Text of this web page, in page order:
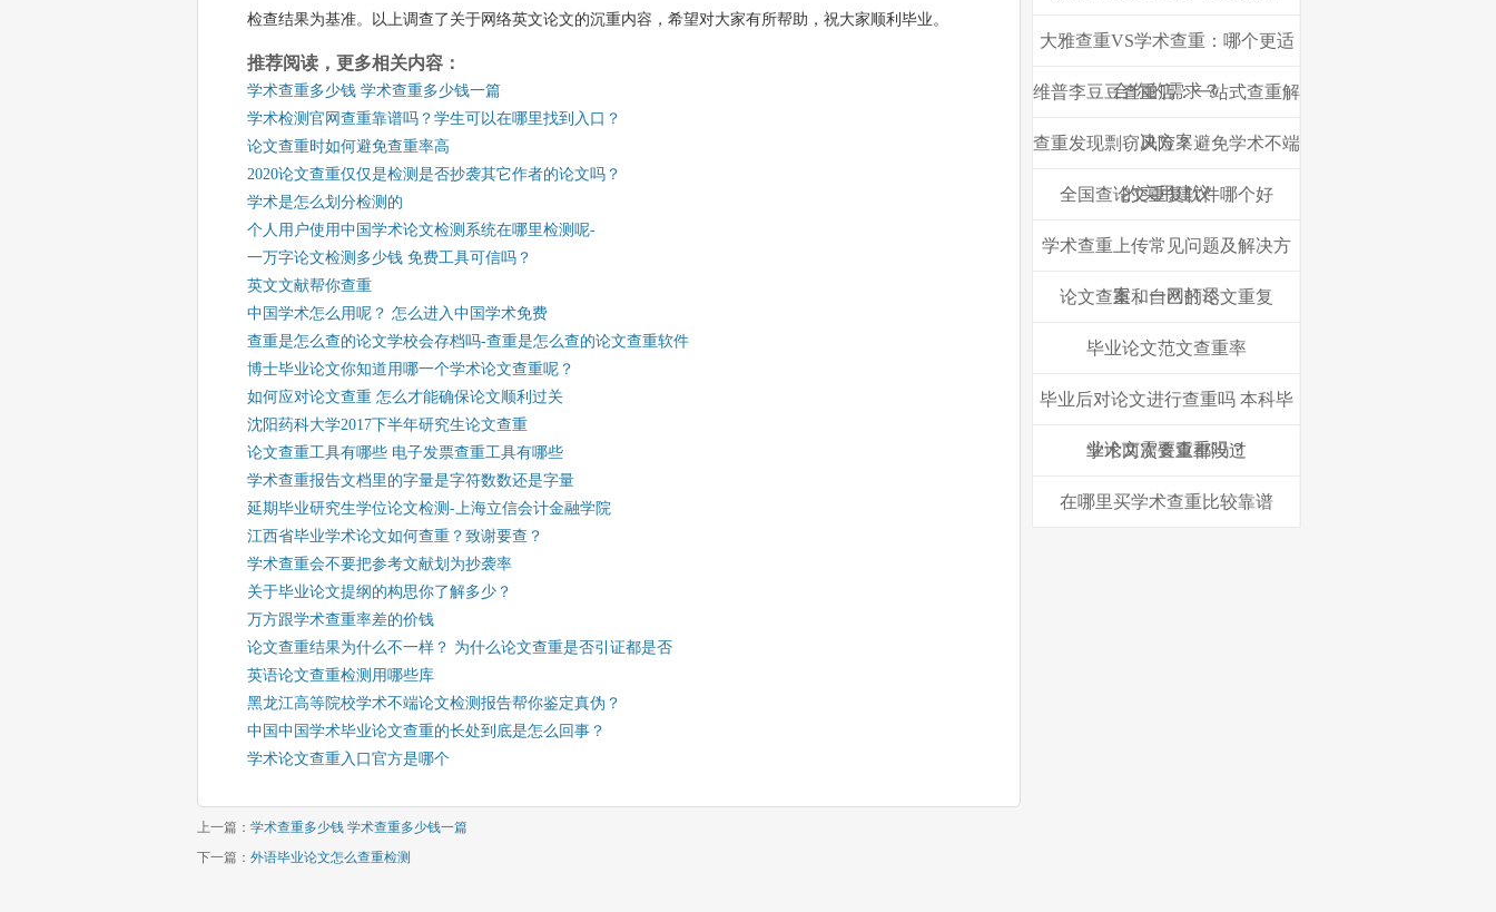
检查结果为基准。以上调查了关于网络英文论文的沉重内容，希望对大家有所帮助，祝大家顺利毕业。
推荐阅读，更多相关内容：
学术查重多少钱 学术查重多少钱一篇
学术检测官网查重靠谱吗？学生可以在哪里找到入口？
论文查重时如何避免查重率高
2020论文查重仅仅是检测是否抄袭其它作者的论文吗？
学术是怎么划分检测的
个人用户使用中国学术论文检测系统在哪里检测呢-
一万字论文检测多少钱 免费工具可信吗？
英文文献帮你查重
中国学术怎么用呢？ 怎么进入中国学术免费
查重是怎么查的论文学校会存档吗-查重是怎么查的论文查重软件
博士毕业论文你知道用哪一个学术论文查重呢？
如何应对论文查重 怎么才能确保论文顺利过关
沈阳药科大学2017下半年研究生论文查重
论文查重工具有哪些 电子发票查重工具有哪些
学术查重报告文档里的字量是字符数数还是字量
延期毕业研究生学位论文检测-上海立信会计金融学院
江西省毕业学术论文如何查重？致谢要查？
学术查重会不要把参考文献划为抄袭率
关于毕业论文提纲的构思你了解多少？
万方跟学术查重率差的价钱
论文查重结果为什么不一样？ 为什么论文查重是否引证都是否
英语论文查重检测用哪些库
黑龙江高等院校学术不端论文检测报告帮你鉴定真伪？
中国中国学术毕业论文查重的长处到底是怎么回事？
学术论文查重入口官方是哪个
上一篇： 学术查重多少钱 学术查重多少钱一篇
下一篇： 外语毕业论文怎么查重检测
大雅查重VS学术查重：哪个更适
合你的需求？
维普李豆豆查重店：一站式查重解
决方案
查重发现剽窃风险？避免学术不端
的实用建议
全国查论文重复软件哪个好
学术查重上传常见问题及解决方
案，一网打尽
论文查重和自己的论文重复
毕业论文范文查重率
毕业后对论文进行查重吗 本科毕
业论文需要查重吗？
学术两次查重都没过
在哪里买学术查重比较靠谱